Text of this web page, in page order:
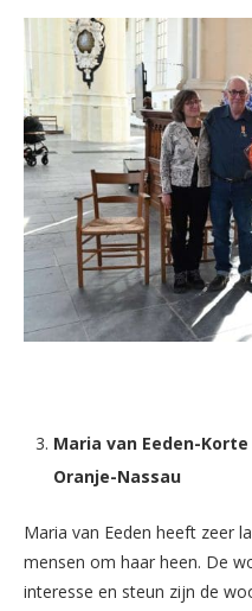
Maria van Eeden-
Oranje-Nassau
Maria van Eeden heeft zeer
mensen om haar heen. De
interesse en steun zijn de